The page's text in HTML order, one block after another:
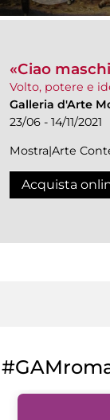
«Ciao
Volto, potere e
Galleria d'Arte
23/06 - 14/11/2021
Mostra|Arte
Acquista